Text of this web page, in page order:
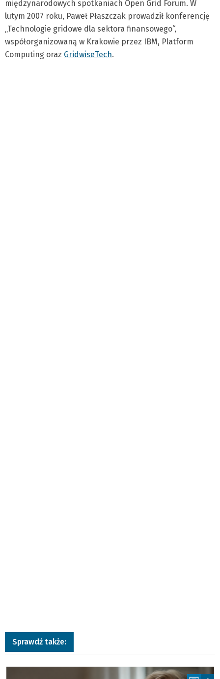
międzynarodowych spotkaniach Open Grid Forum. W
lutym 2007 roku, Paweł Płaszczak prowadził konferencję
„Technologie gridowe dla sektora finansowego“,
współorganizowaną w Krakowie przez IBM, Platform
Computing oraz GridwiseTech.
Sprawdź także:
a